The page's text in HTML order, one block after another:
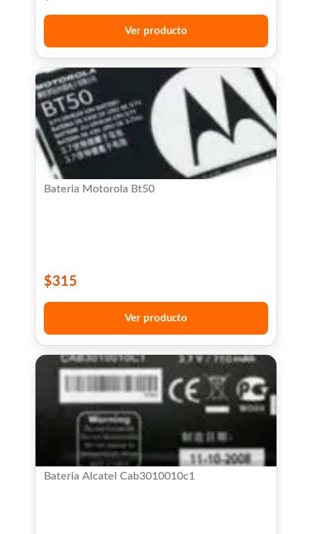
Ver producto
Bateria Motorola Bt50
$315
Ver producto
Bateria Alcatel Cab3010010c1